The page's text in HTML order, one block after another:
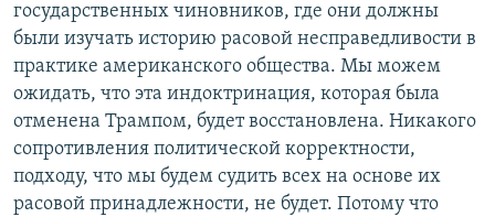
государственных чиновников, где они должны
были изучать историю расовой несправедливости в
практике американского общества. Мы можем
ожидать, что эта индоктринация, которая была
отменена Трампом, будет восстановлена. Никакого
сопротивления политической корректности,
подходу, что мы будем судить всех на основе их
расовой принадлежности, не будет. Потому что